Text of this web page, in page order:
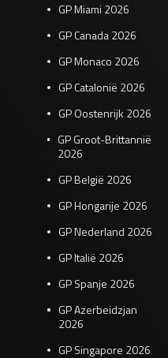
GP Miami 2026
GP Canada 2026
GP Monaco 2026
GP Catalonië 2026
GP Oostenrijk 2026
GP Groot-Brittannië
2026
GP België 2026
GP Hongarije 2026
GP Nederland 2026
GP Italië 2026
GP Spanje 2026
GP Azerbeidzjan
2026
GP Singapore 2026